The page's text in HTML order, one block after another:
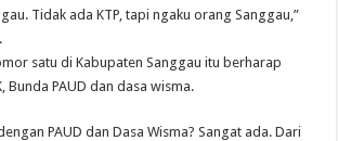
Tidak ada KTP, tapi ngaku orang Sanggau,”
satu di Kabupaten Sanggau itu berharap
Bunda PAUD dan dasa wisma.
PAUD dan Dasa Wisma? Sangat ada. Dari